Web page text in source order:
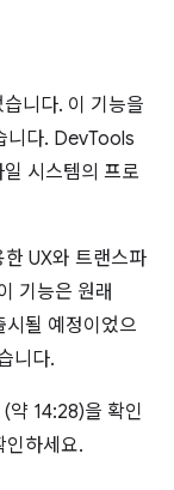
니다. 이 기능을
니다. DevTools
시스템의 프로
UX와 트랜스파
기능은 원래
될 예정이었으
니다.
14:28)을 확인
하세요.